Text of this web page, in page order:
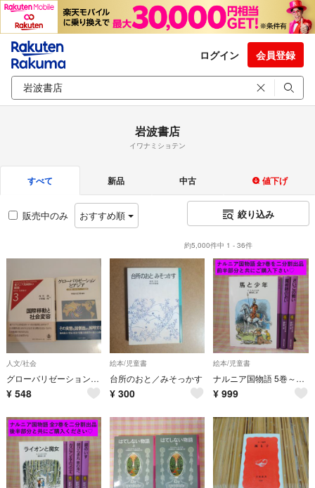
ログイン 会員登録
岩波書店
イワナミショテン
すべて 新品 中古 値下げ
販売中のみ おすすめ順 絞り込み
約5,000件中 1 - 36件
人文/社会
グローバリゼーションとアジア 東アジア共同体の構築 3 国際移動と社会変容
¥ 548
絵本/児童書
台所のおと／みそっかす
¥ 300
絵本/児童書
ナルニア国物語 5巻～7巻 / 全巻 2分割出品 / C･S･ルイス
¥ 999